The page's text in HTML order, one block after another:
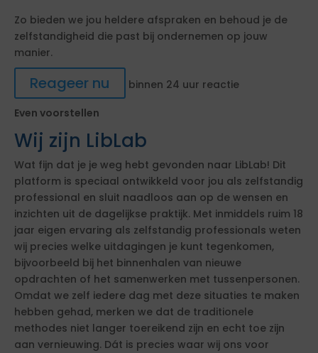
Zo bieden we jou heldere afspraken en behoud je de
zelfstandigheid die past bij ondernemen op jouw
manier.
Reageer nu
binnen 24 uur reactie
Even voorstellen
Wij zijn LibLab
Wat fijn dat je je weg hebt gevonden naar LibLab! Dit
platform is speciaal ontwikkeld voor jou als zelfstandig
professional en sluit naadloos aan op de wensen en
inzichten uit de dagelijkse praktijk. Met inmiddels ruim 18
jaar eigen ervaring als zelfstandig professionals weten
wij precies welke uitdagingen je kunt tegenkomen,
bijvoorbeeld bij het binnenhalen van nieuwe
opdrachten of het samenwerken met tussenpersonen.
Omdat we zelf iedere dag met deze situaties te maken
hebben gehad, merken we dat de traditionele
methodes niet langer toereikend zijn en echt toe zijn
aan vernieuwing. Dát is precies waar wij ons voor